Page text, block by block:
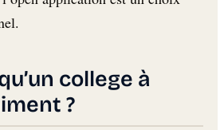
college à
?